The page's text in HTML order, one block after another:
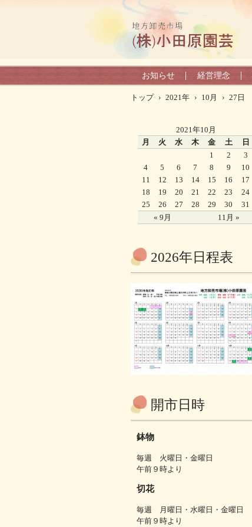
お知らせ 経営理念
トップ › 2021年 › 10月 › 27日
2021年10月
月
火 水 木 金 土 日
« 9月 11月 »
1 2
3
4
5 6 7 8 9
10
11
12 13 14 15 16
17
18
19 20 21 22 23
24
25
26 27 28 29 30 31
2026年日程表
開市日時
鉢物
毎週 火曜日・金曜日
午前９時より
切花
毎週 月曜日・水曜日・金曜日
午前９時より